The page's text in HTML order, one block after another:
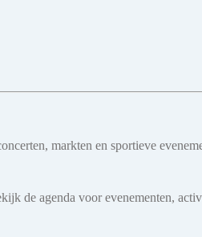
markten en sportieve
de agenda voor evenementen,